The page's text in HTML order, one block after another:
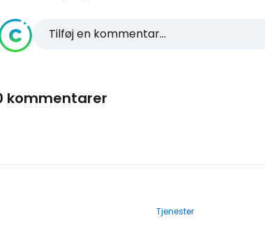
Tilføj en kommentar...
kommentarer
Tjenester